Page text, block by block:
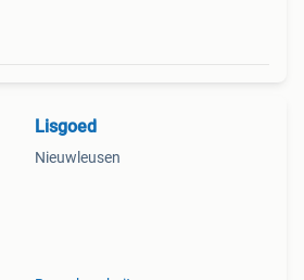
Lisgoed
Nieuwleusen